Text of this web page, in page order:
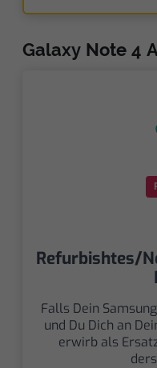
Galaxy Note 4
Refurbishtes/
Falls Dein
und Du Dich an
erwirb als